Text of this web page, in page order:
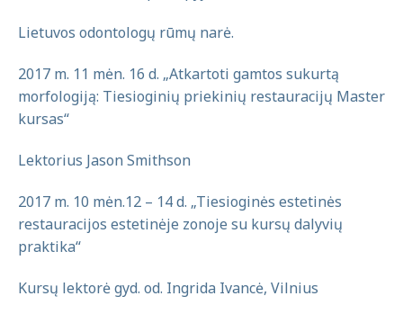
Lietuvos odontologų rūmų narė.
2017 m. 11 mėn. 16 d. „Atkartoti gamtos sukurtą
morfologiją: Tiesioginių priekinių restauracijų Master
kursas“
Lektorius Jason Smithson
2017 m. 10 mėn.12 – 14 d. „Tiesioginės estetinės
restauracijos estetinėje zonoje su kursų dalyvių
praktika“
Kursų lektorė gyd. od. Ingrida Ivancė, Vilnius